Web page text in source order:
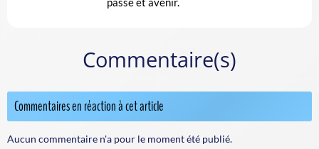
Commentaire(s)
Commentaires en réaction à cet article
Aucun commentaire n'a pour le moment été publié.